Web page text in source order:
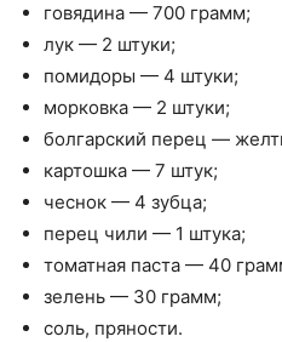
говядина — 700 грамм;
лук — 2 штуки;
помидоры — 4 штуки;
морковка — 2 штуки;
болгарский перец —
картошка — 7 штук;
чеснок — 4 зубца;
перец чили — 1 штука;
томатная паста — 40
зелень — 30 грамм;
соль, пряности.